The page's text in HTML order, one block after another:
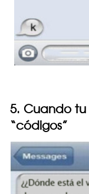
5. Cuando
“códigos”